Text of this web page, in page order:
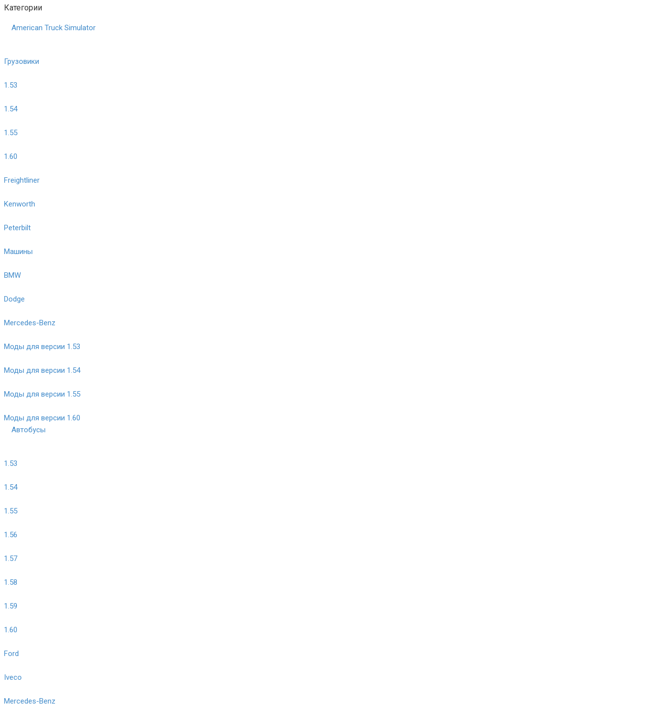
Категории
American Truck Simulator
Грузовики
1.53
1.54
1.55
1.60
Freightliner
Kenworth
Peterbilt
Машины
BMW
Dodge
Mercedes-Benz
Моды для версии 1.53
Моды для версии 1.54
Моды для версии 1.55
Моды для версии 1.60
Автобусы
1.53
1.54
1.55
1.56
1.57
1.58
1.59
1.60
Ford
Iveco
Mercedes-Benz